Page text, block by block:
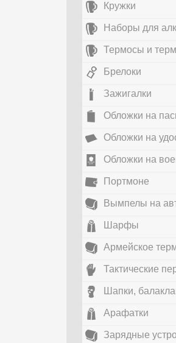
Кружки
Наборы для
Термосы и
Брелоки
Зажигалки
Обложки на
Обложки на
Обложки на
Портмоне
Вымпелы на
Шарфы
Армейское
Тактические
Шапки,
Арафатки
Зарядные